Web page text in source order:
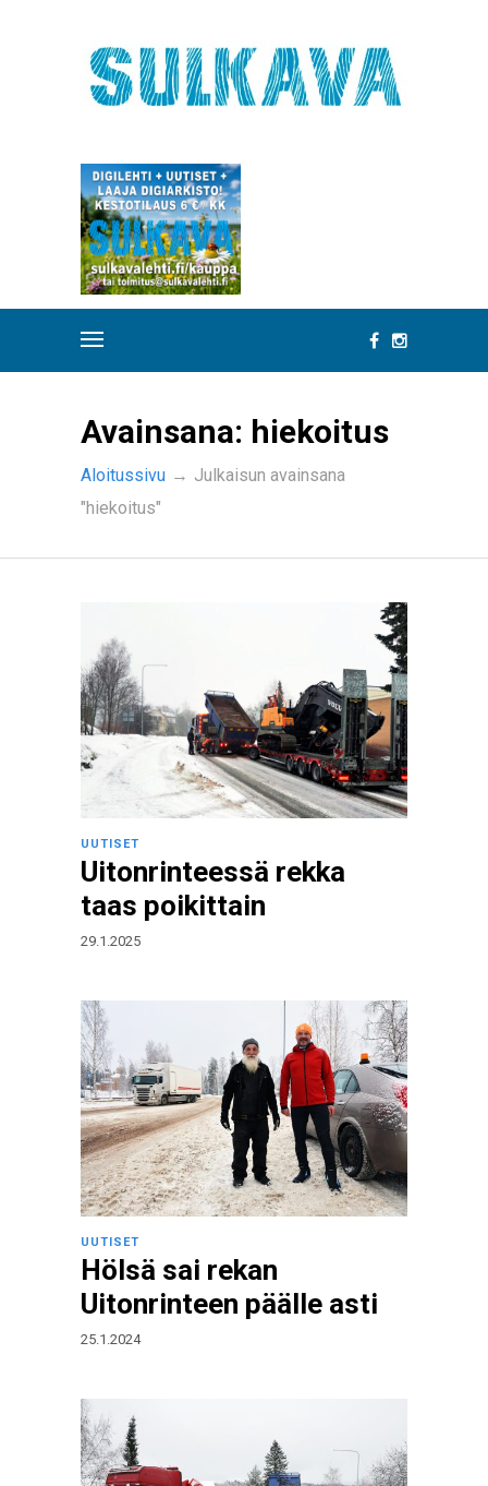
Avainsana: hiekoitus
Aloitussivu → Julkaisun avainsana
"hiekoitus"
UUTISET
Uitonrinteessä rekka
taas poikittain
29.1.2025
UUTISET
Hölsä sai rekan
Uitonrinteen päälle asti
25.1.2024